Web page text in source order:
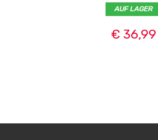
AUF LAGER
€ 36,99